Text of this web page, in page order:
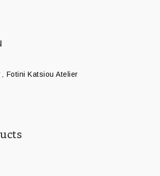
, Fotini Katsiou Atelier